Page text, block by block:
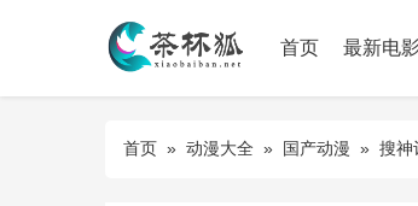
首页 最新电
首页 » 动漫大全 » 国产动漫 » 搜神